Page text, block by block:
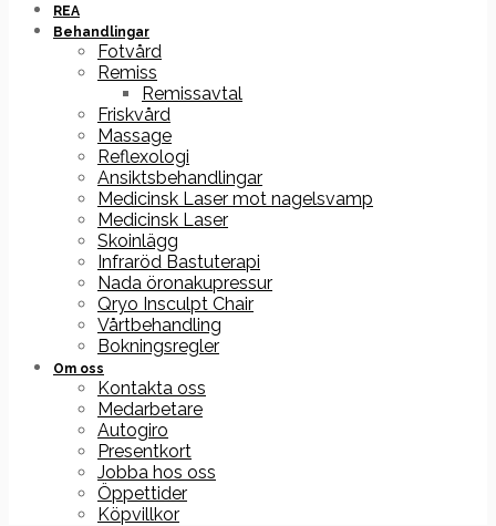
REA
Behandlingar
Fotvård
Remiss
Remissavtal
Friskvård
Massage
Reflexologi
Ansiktsbehandlingar
Medicinsk Laser mot nagelsvamp
Medicinsk Laser
Skoinlägg
Infraröd Bastuterapi
Nada öronakupressur
Qryo Insculpt Chair
Vårtbehandling
Bokningsregler
Om oss
Kontakta oss
Medarbetare
Autogiro
Presentkort
Jobba hos oss
Öppettider
Köpvillkor